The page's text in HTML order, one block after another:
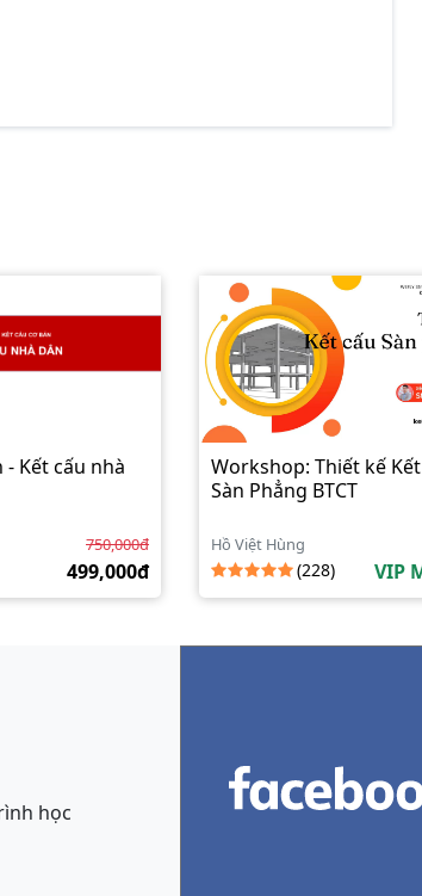
- Kết cấu nhà
750,000đ
499,000đ
Workshop: Thiết kế
Sàn Phẳng BTCT
Hồ Việt Hùng
(228) VIP
học